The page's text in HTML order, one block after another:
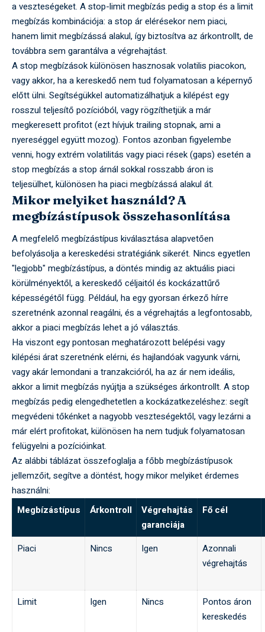
a veszteségeket. A stop-limit megbízás pedig a stop és a limit
megbízás kombinációja: a stop ár elérésekor nem piaci,
hanem limit megbízássá alakul, így biztosítva az árkontrollt, de
továbbra sem garantálva a végrehajtást.
A stop megbízások különösen hasznosak volatilis piacokon,
vagy akkor, ha a kereskedő nem tud folyamatosan a képernyő
előtt ülni. Segítségükkel automatizálhatjuk a kilépést egy
rosszul teljesítő pozícióból, vagy rögzíthetjük a már
megkeresett profitot (ezt hívjuk trailing stopnak, ami a
nyereséggel együtt mozog). Fontos azonban figyelembe
venni, hogy extrém volatilitás vagy piaci rések (gaps) esetén a
stop megbízás a stop árnál sokkal rosszabb áron is
teljesülhet, különösen ha piaci megbízássá alakul át.
Mikor melyiket használd? A
megbízástípusok összehasonlítása
A megfelelő megbízástípus kiválasztása alapvetően
befolyásolja a kereskedési stratégiánk sikerét. Nincs egyetlen
"legjobb" megbízástípus, a döntés mindig az aktuális piaci
körülményektől, a kereskedő céljaitól és kockázattűrő
képességétől függ. Például, ha egy gyorsan érkező hírre
szeretnénk azonnal reagálni, és a végrehajtás a legfontosabb,
akkor a piaci megbízás lehet a jó választás.
Ha viszont egy pontosan meghatározott belépési vagy
kilépési árat szeretnénk elérni, és hajlandóak vagyunk várni,
vagy akár lemondani a tranzakcióról, ha az ár nem ideális,
akkor a limit megbízás nyújtja a szükséges árkontrollt. A stop
megbízás pedig elengedhetetlen a kockázatkezeléshez: segít
megvédeni tőkénket a nagyobb veszteségektől, vagy lezárni a
már elért profitokat, különösen ha nem tudjuk folyamatosan
felügyelni a pozícióinkat.
Az alábbi táblázat összefoglalja a főbb megbízástípusok
jellemzőit, segítve a döntést, hogy mikor melyiket érdemes
használni:
Megbízástípus
Árkontroll
Végrehajtás
garanciája
Fő cél
Piaci Nincs Igen
Azonnali
végrehajtás
Limit Igen Nincs
Pontos áron
kereskedés